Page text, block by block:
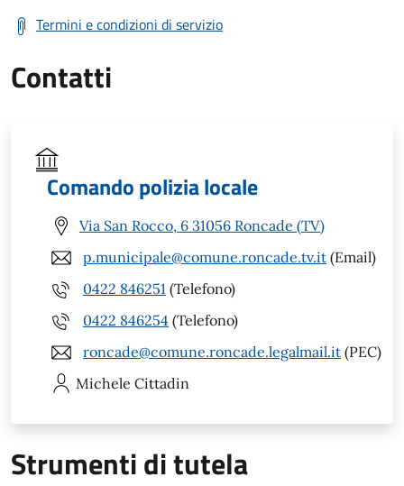
Termini e condizioni di servizio
Contatti
Comando polizia locale
Via San Rocco, 6 31056 Roncade (TV)
p.municipale@comune.roncade.tv.it (Email)
0422 846251 (Telefono)
0422 846254 (Telefono)
roncade@comune.roncade.legalmail.it (PEC)
Michele Cittadin
Strumenti di tutela